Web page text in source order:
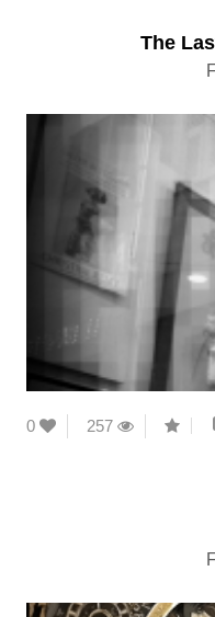
The
0 257